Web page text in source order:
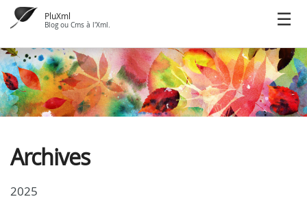
PluXml
Blog ou Cms à l'Xml.
Archives
2025